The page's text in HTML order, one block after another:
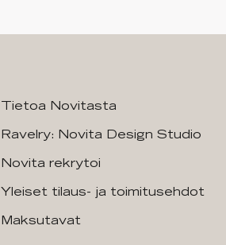
Tietoa Novitasta
Ravelry: Novita Design Studio
Novita rekrytoi
Yleiset tilaus- ja toimitusehdot
Maksutavat